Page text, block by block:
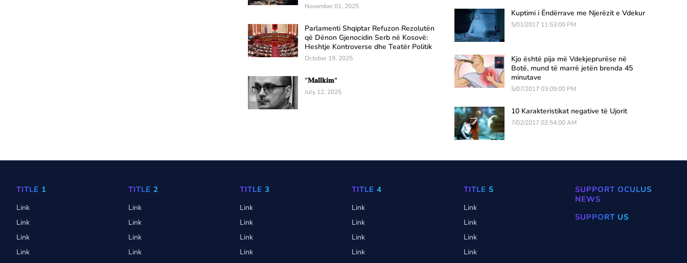
November 01, 2025
Parlamenti Shqiptar Refuzon Rezolutën
që Dënon Gjenocidin Serb në Kosovë:
Heshtje Kontroverse dhe Teatër Politik
October 19, 2025
"𝐌𝐚𝐥𝐥𝐤𝐢𝐦"
July 12, 2025
Kuptimi i Ëndërrave me Njerëzit e Vdekur
5/01/2017 11:53:00 PM
Kjo është pija më Vdekjeprurëse në
Botë, mund të marrë jetën brenda 45
minutave
5/07/2017 03:09:00 PM
10 Karakteristikat negative të Ujorit
7/02/2017 02:54:00 AM
TITLE 1
Link
Link
Link
Link
TITLE 2
Link
Link
Link
Link
TITLE 3
Link
Link
Link
Link
TITLE 4
Link
Link
Link
Link
TITLE 5
Link
Link
Link
Link
SUPPORT OCULUS
NEWS
SUPPORT US